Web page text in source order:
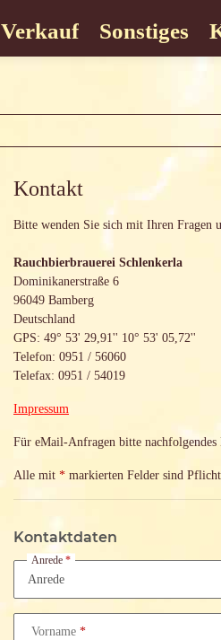
Verkauf Sonstiges
Kontakt
Bitte wenden Sie sich mit Ihren Fragen
Rauchbierbrauerei Schlenkerla
Dominikanerstraße 6
96049 Bamberg
Deutschland
GPS: 49° 53' 29,91'' 10° 53' 05,72''
Telefon: 0951 / 56060
Telefax: 0951 / 54019
Impressum
Für eMail-Anfragen bitte
Alle mit * markierten Felder sind
Kontaktdaten
Anrede
Vorname